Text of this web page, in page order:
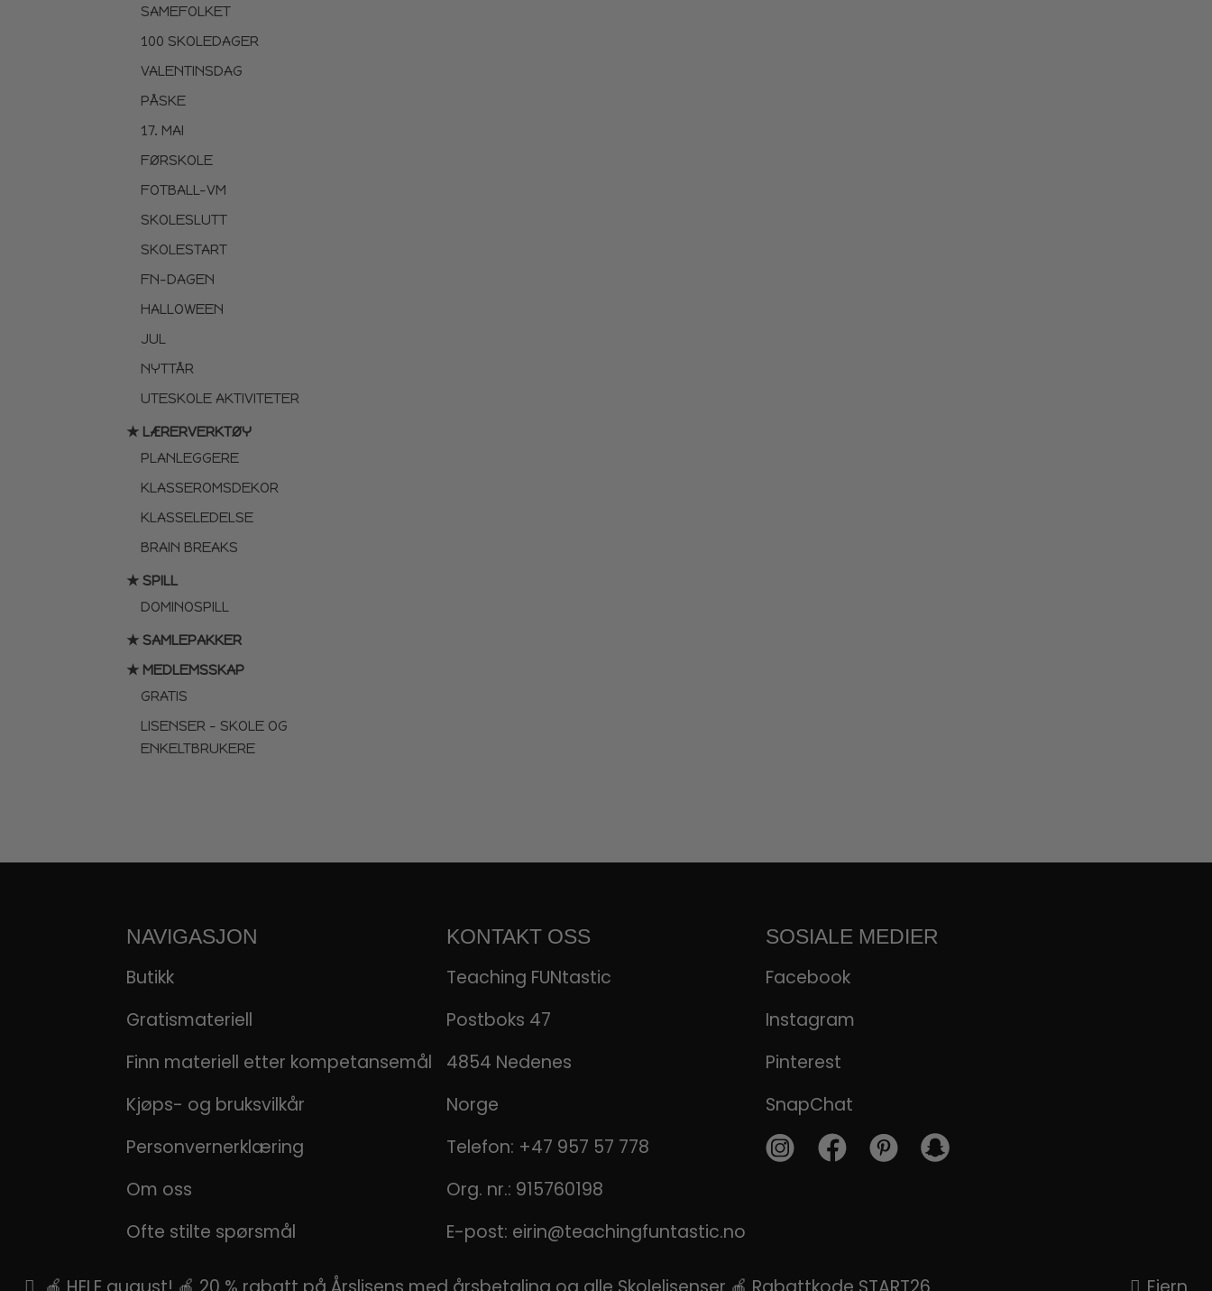
SAMEFOLKET
100 SKOLEDAGER
VALENTINSDAG
PÅSKE
17. MAI
FØRSKOLE
FOTBALL-VM
SKOLESLUTT
SKOLESTART
FN-DAGEN
HALLOWEEN
JUL
NYTTÅR
UTESKOLE AKTIVITETER
★ LÆRERVERKTØY
PLANLEGGERE
KLASSEROMSDEKOR
KLASSELEDELSE
BRAIN BREAKS
★ SPILL
DOMINOSPILL
★ SAMLEPAKKER
★ MEDLEMSSKAP
GRATIS
LISENSER – SKOLE OG
ENKELTBRUKERE
NAVIGASJON
Butikk
Gratismateriell
Finn materiell etter kompetansemål
Kjøps- og bruksvilkår
Personvernerklæring
Om oss
Ofte stilte spørsmål
KONTAKT OSS
Teaching FUNtastic
Postboks 47
4854 Nedenes
Norge
Telefon: +47 957 57 778
Org. nr.: 915760198
E-post: eirin@teachingfuntastic.no
SOSIALE MEDIER
Facebook
Instagram
Pinterest
SnapChat